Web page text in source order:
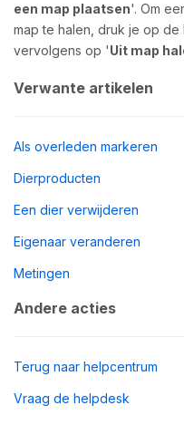
een map plaatsen'. Om
map te halen, druk je op de
vervolgens op 'Uit map
Verwante artikelen
Als overleden markeren
Dierproducten
Een dier verwijderen
Eigenaar veranderen
Metingen
Andere acties
Terug naar helpcentrum
Vraag de helpdesk